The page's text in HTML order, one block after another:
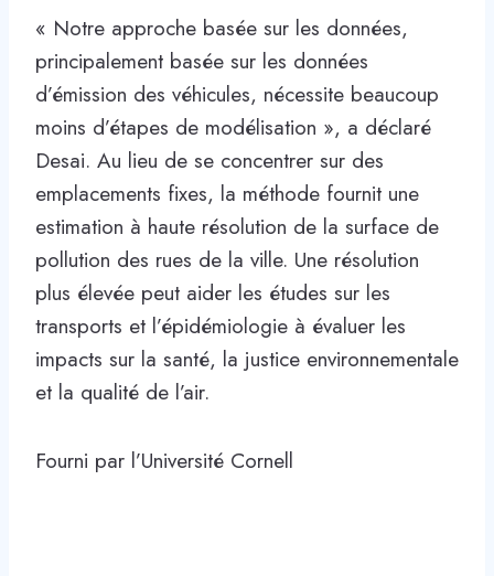
« Notre approche basée sur les données,
principalement basée sur les données
d’émission des véhicules, nécessite beaucoup
moins d’étapes de modélisation », a déclaré
Desai. Au lieu de se concentrer sur des
emplacements fixes, la méthode fournit une
estimation à haute résolution de la surface de
pollution des rues de la ville. Une résolution
plus élevée peut aider les études sur les
transports et l’épidémiologie à évaluer les
impacts sur la santé, la justice environnementale
et la qualité de l’air.
Fourni par l’Université Cornell